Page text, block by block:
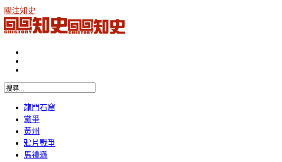
關注知史
龍門石窟
黨爭
黃州
鴉片戰爭
馬禮遜